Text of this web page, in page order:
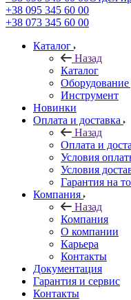
+38 095 345 60 00
+38 073 345 60 00
Каталог
Назад
Каталог
Инструмент
Новинки
Оплата и доставка
Назад
Оплата и
Условия
Условия
Гарантия на
Компания
Назад
Компания
О компании
Карьера
Контакты
Документация
Гарантия и сервис
Контакты